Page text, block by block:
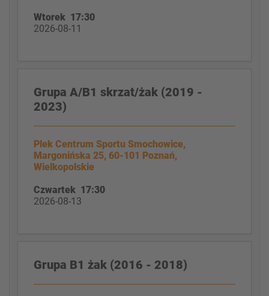
Wtorek 17:30
2026-08-11
Grupa A/B1 skrzat/żak (2019 -
2023)
Plek Centrum Sportu Smochowice,
Margonińska 25, 60-101 Poznań,
Wielkopolskie
Czwartek 17:30
2026-08-13
Grupa B1 żak (2016 - 2018)